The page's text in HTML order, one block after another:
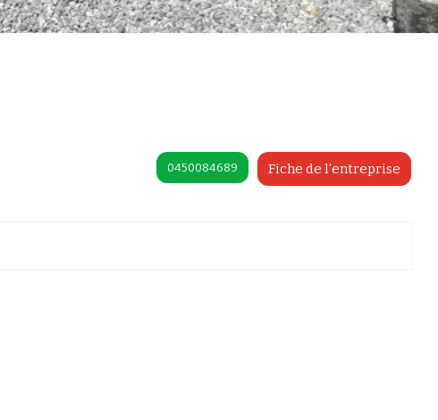
Fiche de l'entreprise
0450084689